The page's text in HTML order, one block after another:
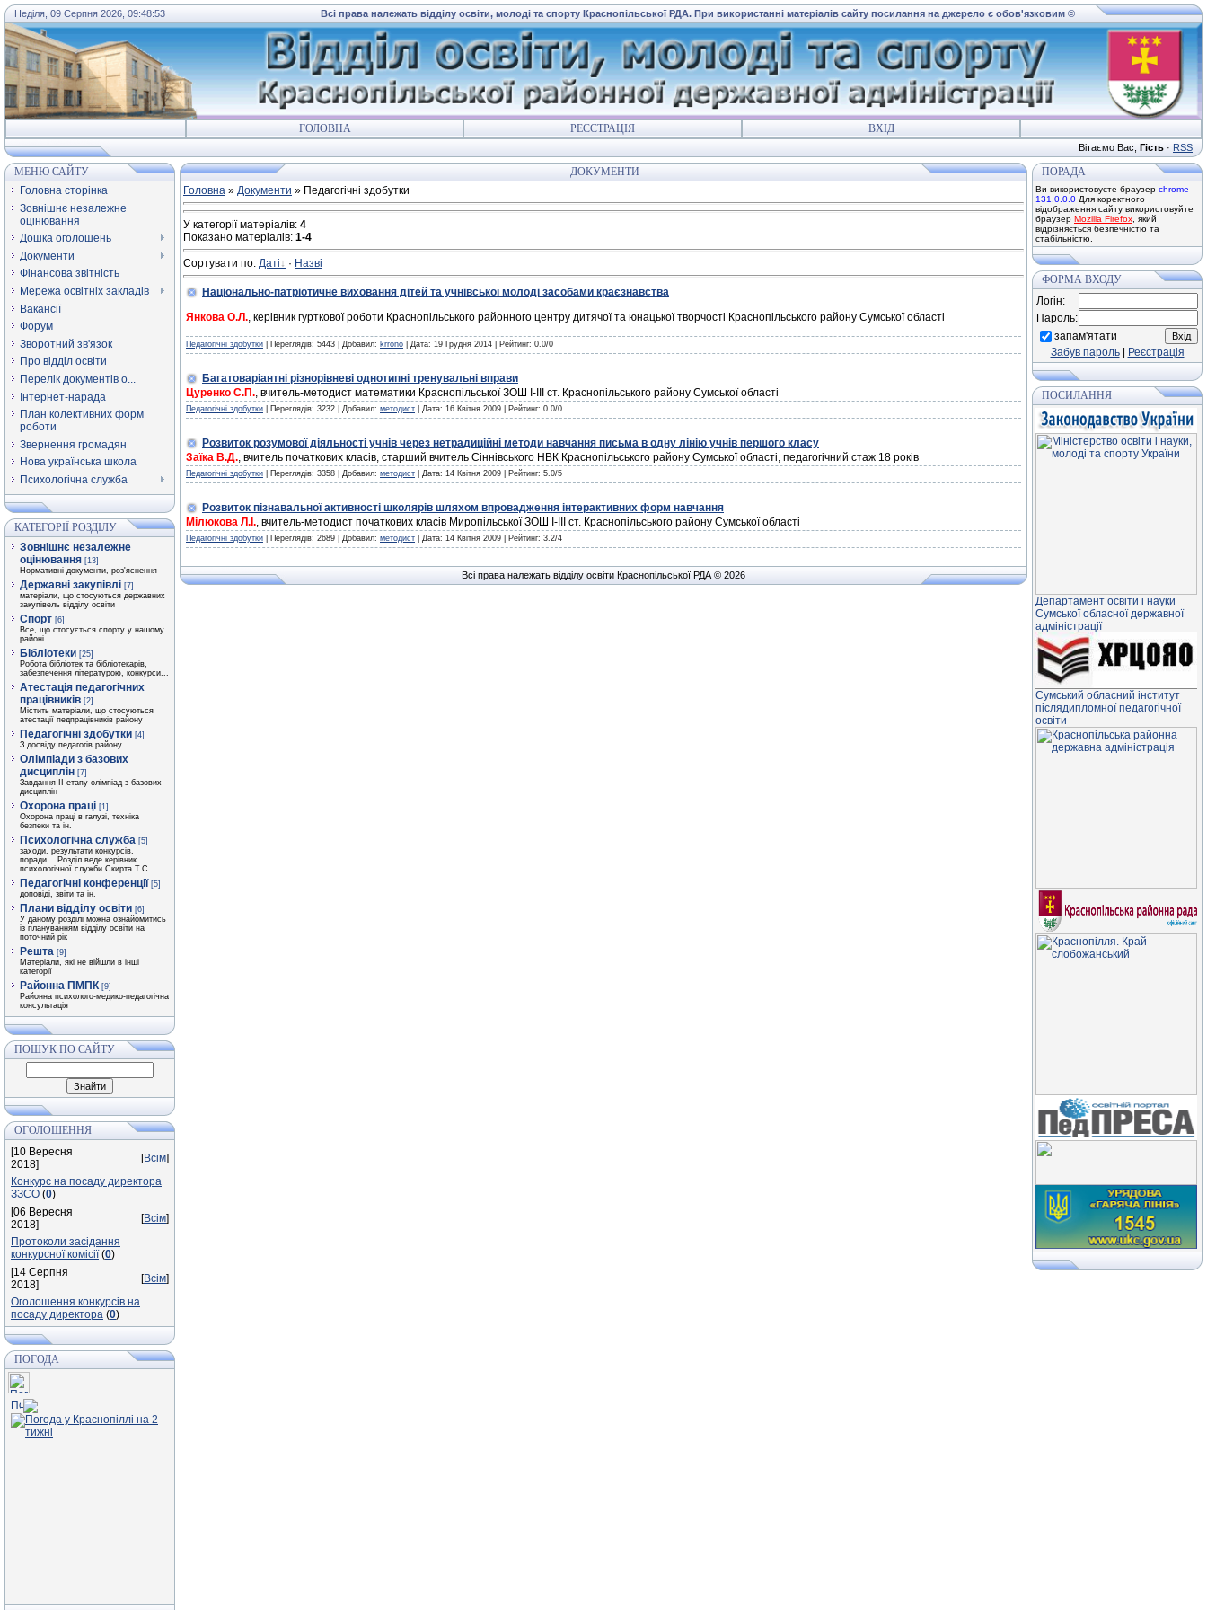
Неділя, 09 Серпня 2026, 09:48:53 Всі права належать відділу освіти, молоді та спорту Краснопільської РДА. При використанні матеріалів сайту посилання на джерело є обов'язковим ©
ГОЛОВНА РЕЄСТРАЦІЯ ВХІД
Вітаємо Вас Гість · RSS
МЕНЮ САЙТУ
Головна сторінка
Зовнішнє незалежне
оцінювання
Дошка оголошень
Документи
Фінансова звітність
Мережа освітніх закладів
Вакансії
Форум
Зворотний зв'язок
Про відділ освіти
Перелік документів о...
Інтернет-нарада
План колективних форм
роботи
Звернення громадян
Нова українська школа
Психологічна служба
КАТЕГОРІЇ РОЗДІЛУ
Зовнішнє незалежне
оцінювання [13]
Нормативні документи, роз'яснення
Державні закупівлі [7]
матеріали, що стосуються державних
закупівель відділу освіти
Спорт [6]
Все, що стосується спорту у нашому
районі
Бібліотеки [25]
Робота бібліотек та бібліотекарів,
забезпечення літературою, конкурси...
Атестація педагогічних
працівників [2]
Містить матеріали, що стосуються
атестації педпрацівників району
Педагогічні здобутки [4]
З досвіду педагогів району
Олімпіади з базових
дисциплін [7]
Завдання ІІ етапу олімпіад з базових
дисциплін
Охорона праці [1]
Охорона праці в галузі, техніка
безпеки та ін.
Психологічна служба [5]
заходи, результати конкурсів,
поради... Розділ веде керівник
психологічної служби Скирта Т.С.
Педагогічні конференції [5]
доповіді, звіти та ін.
Плани відділу освіти [6]
У даному розділі можна ознайомитись
із плануванням відділу освіти на
поточний рік
Решта [9]
Матеріали, які не війшли в інші
категорії
Районна ПМПК [9]
Районна психолого-медико-педагогічна
консультація
ПОШУК ПО САЙТУ
ОГОЛОШЕННЯ
[10 Вересня
2018]
[Всім]
Конкурс на посаду директора
ЗЗСО (0)
[06 Вересня
2018]
[Всім]
Протоколи засідання
конкурсної комісії (0)
[14 Серпня
2018]
[Всім]
Оголошення конкурсів на
посаду директора (0)
ПОГОДА
ДОКУМЕНТИ
Головна » Документи » Педагогічні здобутки
У категорії матеріалів: 4
Показано матеріалів: 1-4
Сортувати по: Даті · Назві
Національно-патріотичне виховання дітей та учнівської молоді засобами краєзнавства
Янкова О.Л., керівник гурткової роботи Краснопільського районного центру дитячої та юнацької творчості Краснопільського району Сумської областi
Педагогічні здобутки | Переглядів: 5443 | Добавил: krrono | Дата: 19 Грудня 2014 | Рейтинг: 0.0/0
Багатоваріантні рiзнорiвневi однотипні тренувальні вправи
Цуренко С.П., вчитель-методист математики Краснопiльської ЗОШ І-ІІІ ст. Краснопільського району Сумської областi
Педагогічні здобутки | Переглядів: 3232 | Добавил: методист | Дата: 16 Квітня 2009 | Рейтинг: 0.0/0
Розвиток розумової діяльності учнів через нетрадиційні методи навчання письма в одну лінію учнів першого класу
Заїка В.Д., вчитель початкових класів, старший вчитель Сіннівського НВК Краснопільського району Сумської області, педагогічний стаж 18 років
Педагогічні здобутки | Переглядів: 3358 | Добавил: методист | Дата: 14 Квітня 2009 | Рейтинг: 5.0/5
Розвиток пізнавальної активності школярів шляхом впровадження інтерактивних форм навчання
Мілюкова Л.І., вчитель-методист початкових класів Миропільської ЗОШ І-ІІІ ст. Краснопільського району Сумської області
Педагогічні здобутки | Переглядів: 2689 | Добавил: методист | Дата: 14 Квітня 2009 | Рейтинг: 3.2/4
Всі права належать відділу освіти Краснопільської РДА © 2026
ПОРАДА
Ви використовуєте браузер chrome
131.0.0.0 Для коректного
відображення сайту використовуйте
браузер Mozilla Firefox , який
відрізняється безпечністю та
стабільністю.
ФОРМА ВХОДУ
Логін:
Пароль:
запам'ятати
Забув пароль| Реєстрація
ПОСИЛАННЯ
Департамент освiти і науки
Сумської обласної державної
адміністрації
Сумський обласний інститут
післядипломної педагогічної
освіти